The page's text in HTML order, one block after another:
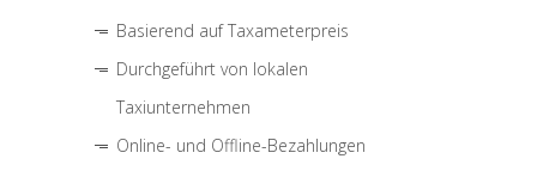
Basierend auf Taxameterpreis
Durchgeführt von lokalen
Taxiunternehmen
Online- und Offline-Bezahlungen